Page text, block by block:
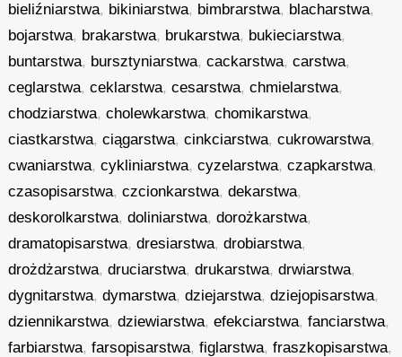
bieliźniarstwa, bikiniarstwa, bimbrarstwa, blacharstwa,
bojarstwa, brakarstwa, brukarstwa, bukieciarstwa,
buntarstwa, bursztyniarstwa,cackarstwa,carstwa,
ceglarstwa,ceklarstwa,cesarstwa,chmielarstwa,
chodziarstwa,cholewkarstwa,chomikarstwa,
ciastkarstwa,ciągarstwa,cinkciarstwa,cukrowarstwa,
cwaniarstwa,cykliniarstwa,cyzelarstwa,czapkarstwa,
czasopisarstwa,czcionkarstwa,dekarstwa,
deskorolkarstwa,doliniarstwa,dorożkarstwa,
dramatopisarstwa,dresiarstwa,drobiarstwa,
drożdżarstwa,druciarstwa,drukarstwa,drwiarstwa,
dygnitarstwa,dymarstwa,dziejarstwa,dziejopisarstwa,
dziennikarstwa,dziewiarstwa,efekciarstwa,fanciarstwa,
farbiarstwa,farsopisarstwa,figlarstwa,fraszkopisarstwa,